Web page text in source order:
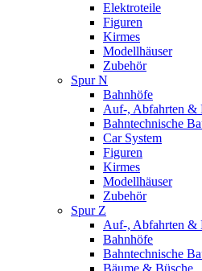
Elektroteile
Figuren
Kirmes
Modellhäuser
Zubehör
Spur N
Bahnhöfe
Auf-, Abfahrten &
Bahntechnische
Car System
Figuren
Kirmes
Modellhäuser
Zubehör
Spur Z
Auf-, Abfahrten &
Bahnhöfe
Bahntechnische
Bäume & Büsche